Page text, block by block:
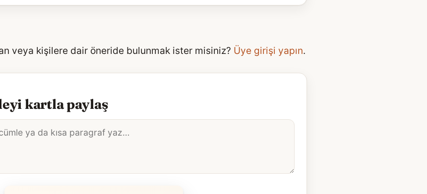
veya kişilere dair öneride bulunmak ister misiniz? Üye girişi yapın.
kartla paylaş